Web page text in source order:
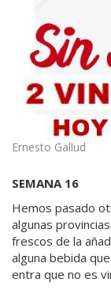
Ernesto Gallud
SEMANA 16
Hemos pasado
algunas
frescos de la
alguna bebida
entra que no es